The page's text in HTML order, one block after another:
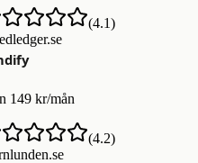
(4.1)
149 kr/mån
(4.2)